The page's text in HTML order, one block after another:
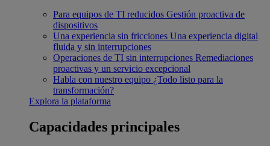
Para equipos de TI reducidos Gestión proactiva de
dispositivos
Una experiencia sin fricciones Una experiencia digital
fluida y sin interrupciones
Operaciones de TI sin interrupciones Remediaciones
proactivas y un servicio excepcional
Habla con nuestro equipo ¿Todo listo para la
transformación?
Explora la plataforma
Capacidades principales